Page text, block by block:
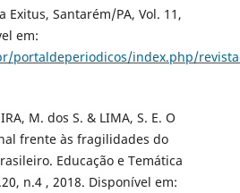
Exitus, Santarém/PA, Vol. 11,
em:
portaldeperiodicos/index.php/
M. dos S. & LIMA, S. E. O
frente às fragilidades do
Educação e Temática
n.4 , 2018. Disponível em: